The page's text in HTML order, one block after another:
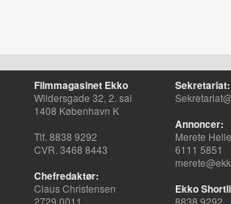
Filmmagasinet Ekko
Wildersgade 32, 2. sal
1408 København K
Tlf. 8838 9292
CVR. 3468 8443
Chefredaktør:
Claus Christensen
2729 0011
Sekretariat:
Annoncer:
Merete
6111 5851
Ekko
8838 9292